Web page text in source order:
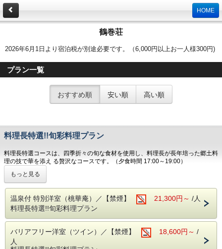
HOME
鶴巻荘
2026年6月1日より宿泊税が別途必要です。（6,000円以上お一人様300円)
プラン一覧
おすすめ順 安い順 高い順
料理長特選!!旬彩料理プラン
料理長特選コースは、四季折々の旬な食材を使用し、料理長が長年培った郷土料
理の技で華を添え る贅沢なコースです。（夕食時間 17:00～19:00）
い。
し～～っかり食べてご出発してください。
（7:00～8:30）
※食物アレルギーについて
アレルギーのある方は2日前までにご連絡ください。
（特に成分を含む場合は詳細も教えてください、
もっと見る
温泉付 特別洋室（桃華庵）／【禁煙】 21,300円～ /人
料理長特選!!旬彩料理プラン
バリアフリー洋室（ツイン）／【禁煙】 18,600円～ /
人